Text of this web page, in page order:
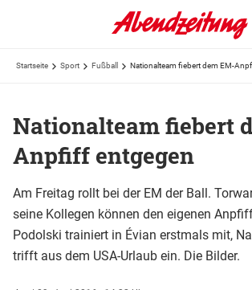
Startseite Sport Fußball Nationalteam fiebert dem EM-
Nationalteam fiebert
Anpfiff entgegen
Am Freitag rollt bei der EM der Ball.
seine Kollegen können den eigenen
Podolski trainiert in Évian erstmals mit,
trifft aus dem USA-Urlaub ein. Die Bilder.